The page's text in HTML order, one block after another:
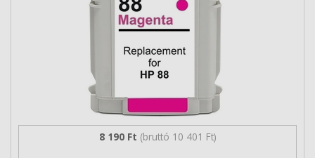
8 190 Ft (bruttó 10 401 Ft)